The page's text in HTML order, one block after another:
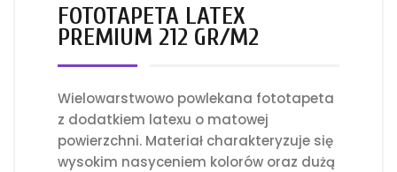
FOTOTAPETA LATEX
PREMIUM 212 GR/M2
Wielowarstwowo powlekana fototapeta
z dodatkiem latexu o matowej
powierzchni. Materiał charakteryzuje się
wysokim nasyceniem kolorów oraz dużą